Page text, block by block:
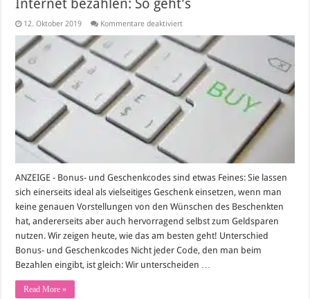
Internet bezahlen: So geht’s
12. Oktober 2019 Kommentare deaktiviertfür
Bonuscodes
und
Rabattgutscheinen
Internet
bezahlen:
So
geht’s
ANZEIGE - Bonus- und Geschenkcodes sind etwas Feines: Sie lassen
sich einerseits ideal als vielseitiges Geschenk einsetzen, wenn man
keine genauen Vorstellungen von den Wünschen des Beschenkten
hat, andererseits aber auch hervorragend selbst zum Geldsparen
nutzen. Wir zeigen heute, wie das am besten geht! Unterschied
Bonus- und Geschenkcodes Nicht jeder Code, den man beim
Bezahlen eingibt, ist gleich: Wir unterscheiden …
Read More »